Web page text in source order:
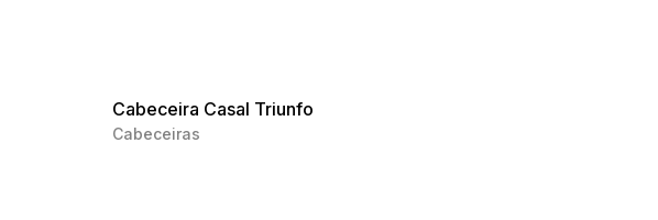
Cabeceira Casal Triunfo
Cabeceiras